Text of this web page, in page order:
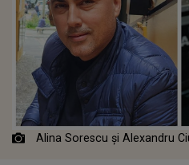
Alina Sorescu și Alexandru